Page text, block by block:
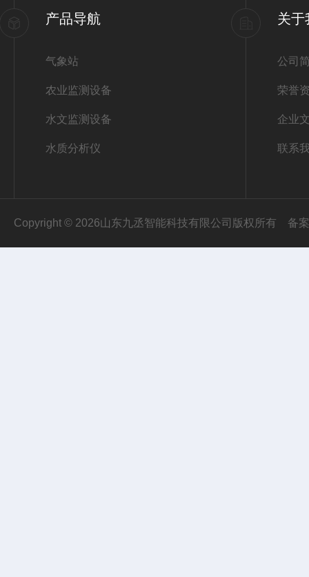
产品导航
气象站
农业监测设备
水文监测设备
水质分析仪
关于
公司
荣誉
企业
联系
Copyright © 2026山东九丞智能科技有限公司版权所有 备